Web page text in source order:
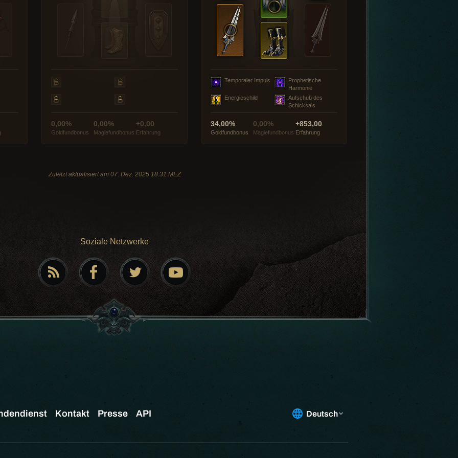
0,00%
Goldfundbonus
0,00%
Magiefundbonus
+0,00
Erfahrung
Temporaler Impuls
Prophetische
Harmonie
Energieschild
Aufschub des
Schicksals
34,00%
Goldfundbonus
0,00%
Magiefundbonus
+853,00
Erfahrung
Zuletzt aktualisiert am 07. Dez. 2025 18:31 MEZ
Soziale Netzwerke